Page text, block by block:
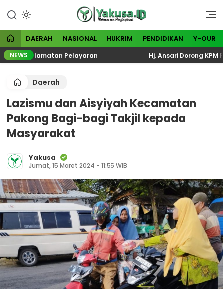
konten
Yakusa
Visioner dan Menginspirasi
DAERAH NASIONAL HUKRIM PENDIDIKAN Y-OUR
NEWS
Keselamatan Pelayaran Hj. Ansari Dorong KPM
Daerah
Lazismu dan Aisyiyah Kecamatan
Pakong Bagi-bagi Takjil kepada
Masyarakat
Yakusa
Jumat, 15 Maret 2024 - 11:55 WIB